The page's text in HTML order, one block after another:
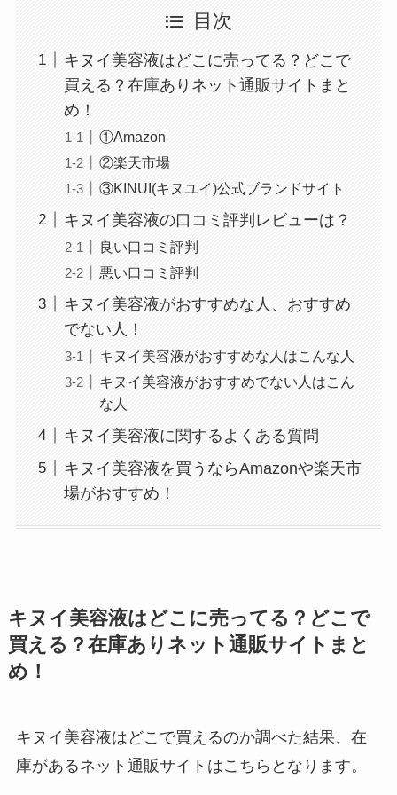
やべぇ旨いスパイスはどこで買える?カルディやイ
目次
キヌイ美容液はどこに売ってる？どこで
買える？在庫ありネット通販サイトまと
め！
①Amazon
②楽天市場
③KINUI(キヌユイ)公式ブランドサイト
キヌイ美容液の口コミ評判レビューは？
良い口コミ評判
悪い口コミ評判
キヌイ美容液がおすすめな人、おすすめ
でない人！
キヌイ美容液がおすすめな人はこんな人
キヌイ美容液がおすすめでない人はこん
な人
キヌイ美容液に関するよくある質問
キヌイ美容液を買うならAmazonや楽天市
場がおすすめ！
キヌイ美容液はどこに売ってる？どこで
買える？在庫ありネット通販サイトまと
め！
キヌイ美容液はどこで買えるのか調べた結果、在
庫があるネット通販サイトはこちらとなります。